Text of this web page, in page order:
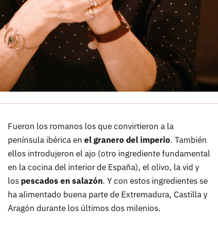
Fueron los romanos los que convirtieron a la
península ibérica en el granero del imperio. También
ellos introdujeron el ajo (otro ingrediente fundamental
en la cocina del interior de España), el olivo, la vid y
los pescados en salazón. Y con estos ingredientes se
ha alimentado buena parte de Extremadura, Castilla y
Aragón durante los últimos dos milenios.